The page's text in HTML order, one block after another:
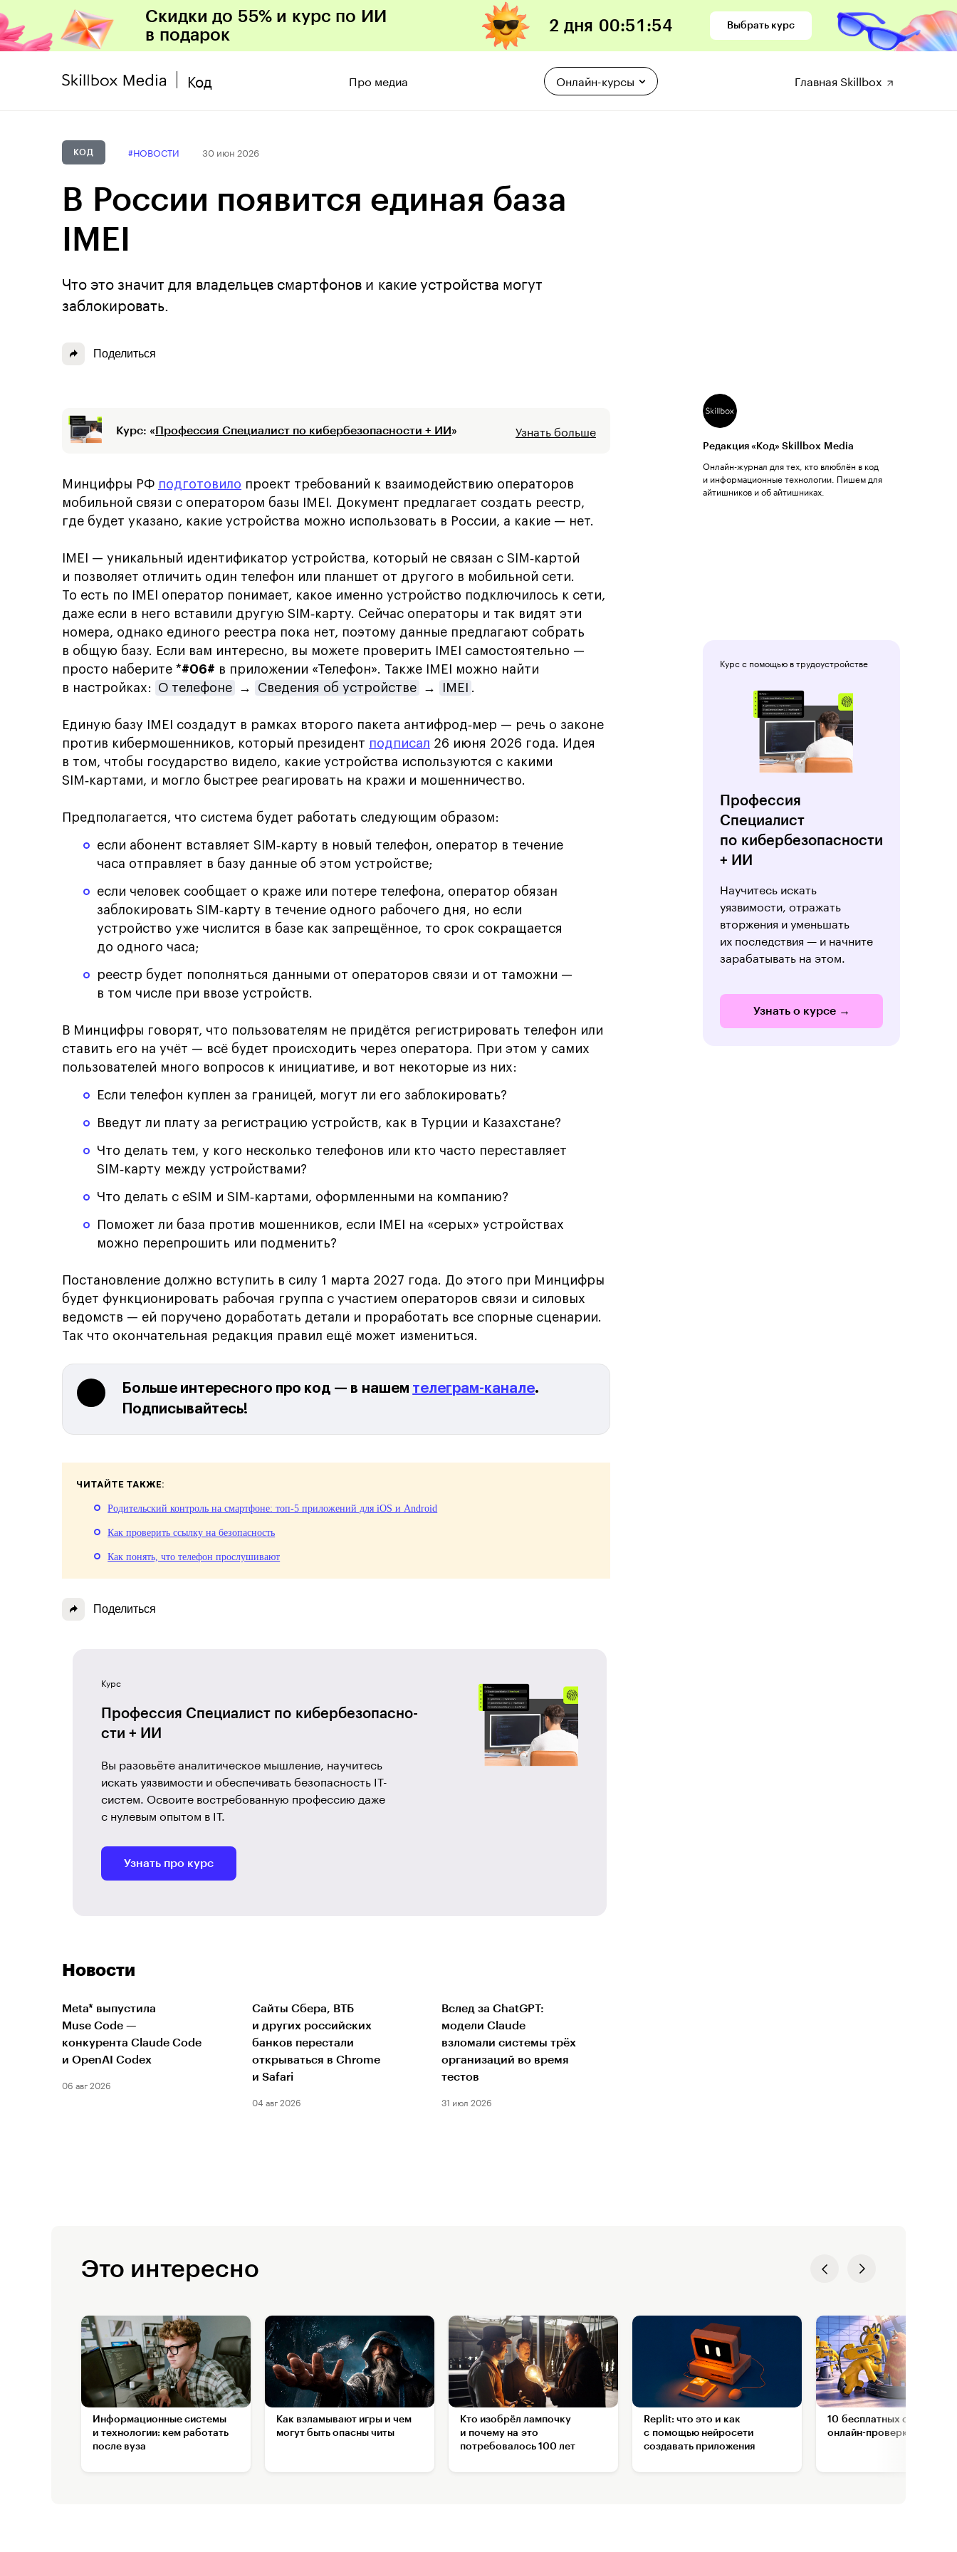
Скидки до 55% и курс по ИИ
в подарок
2 дня 00:51 :53 Выбрать курс
Код Про медиа Онлайн-курсы Главная Skillbox
КОД #НОВОСТИ 30 июн 2026
В России появится единая база
IMEI
Что это значит для владельцев смартфонов и какие устройства могут
заблокировать.
Поделиться
Редакция «Код» Skillbox Media
Онлайн-журнал для тех, кто влюблён в код
и информационные технологии. Пишем для
айтишников и об айтишниках.
Курс с помощью в трудоустройстве
Профессия
Специалист
по кибербезопасности
+ ИИ
Научитесь искать
уязвимости, отражать
вторжения и уменьшать
их последствия — и начните
зарабатывать на этом.
Узнать о курсе →
Курс: « Профессия Специалист по кибербезопасности + ИИ » Узнать больше
Минцифры РФ подготовило проект требований к взаимодействию операторов
мобильной связи с оператором базы IMEI. Документ предлагает создать реестр,
где будет указано, какие устройства можно использовать в России, а какие — нет.
IMEI — уникальный идентификатор устройства, который не связан с SIM‑картой
и позволяет отличить один телефон или планшет от другого в мобильной сети.
То есть по IMEI оператор понимает, какое именно устройство подключилось к сети,
даже если в него вставили другую SIM‑карту. Сейчас операторы и так видят эти
номера, однако единого реестра пока нет, поэтому данные предлагают собрать
в общую базу. Если вам интересно, вы можете проверить IMEI самостоятельно —
просто наберите *#06# в приложении «Телефон». Также IMEI можно найти
в настройках:
О телефоне → Сведения об устройстве → IMEI .
Единую базу IMEI создадут в рамках второго пакета антифрод‑мер — речь о законе
против кибермошенников, который президент подписал 26 июня 2026 года. Идея
в том, чтобы государство видело, какие устройства используются с какими
SIM‑картами, и могло быстрее реагировать на кражи и мошенничество.
Предполагается, что система будет работать следующим образом:
если абонент вставляет SIM‑карту в новый телефон, оператор в течение
часа отправляет в базу данные об этом устройстве;
если человек сообщает о краже или потере телефона, оператор обязан
заблокировать SIM‑карту в течение одного рабочего дня, но если
устройство уже числится в базе как запрещённое, то срок сокращается
до одного часа;
реестр будет пополняться данными от операторов связи и от таможни —
в том числе при ввозе устройств.
В Минцифры говорят, что пользователям не придётся регистрировать телефон или
ставить его на учёт — всё будет происходить через оператора. При этом у самих
пользователей много вопросов к инициативе, и вот некоторые из них:
Если телефон куплен за границей, могут ли его заблокировать?
Введут ли плату за регистрацию устройств, как в Турции и Казахстане?
Что делать тем, у кого несколько телефонов или кто часто переставляет
SIM‑карту между устройствами?
Что делать с eSIM и SIM‑картами, оформленными на компанию?
Поможет ли база против мошенников, если IMEI на «серых» устройствах
можно перепрошить или подменить?
Постановление должно вступить в силу 1 марта 2027 года. До этого при Минцифры
будет функционировать рабочая группа с участием операторов связи и силовых
ведомств — ей поручено доработать детали и проработать все спорные сценарии.
Так что окончательная редакция правил ещё может измениться.
Больше интересного про код — в нашем телеграм-канале.
Подписывайтесь!
ЧИТАЙТЕ ТАКЖЕ:
Родительский контроль на смартфоне: топ-5 приложений для iOS и Android
Как проверить ссылку на безопасность
Как понять, что телефон прослушивают
Поделиться
Курс
Профессия Специалист по кибербезопас­но­
сти + ИИ
Вы разовьёте аналитическое мышление, научитесь
искать уязвимости и обеспечивать безопасность IT-
систем. Освоите востребованную профессию даже
с нулевым опытом в IT.
Узнать про курс
Новости
Meta* выпустила
Muse Code —
конкурента Claude Code
и OpenAI Codex
06 авг 2026
Сайты Сбера, ВТБ
и других российских
банков перестали
открываться в Chrome
и Safari
04 авг 2026
Вслед за ChatGPT:
модели Claude
взломали системы трёх
организаций во время
тестов
31 июл 2026
Это интересно
Информационные системы
и технологии: кем работать
после вуза
Как взламывают игры и чем
могут быть опасны читы
Кто изобрёл лампочку
и почему на это
потребовалось 100 лет
Replit: что это и как
с помощью нейросети
создавать приложения
10 бесплатных сервисов
онлайн-проверки на